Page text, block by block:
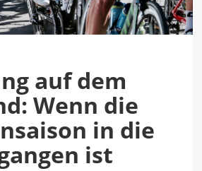
auf dem
Wenn die
in die
ist